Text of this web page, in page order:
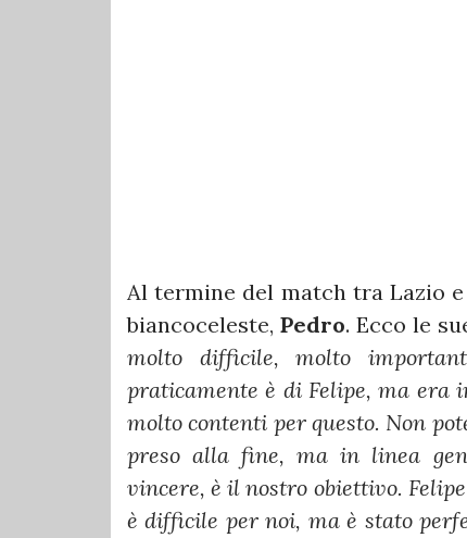
Al termine del match tra Lazio
biancoceleste, Pedro. Ecco le
molto difficile, molto
praticamente è di Felipe, ma era
molto contenti per questo. Non
preso alla fine, ma in linea
vincere, è il nostro obiettivo.
è difficile per noi, ma è stato